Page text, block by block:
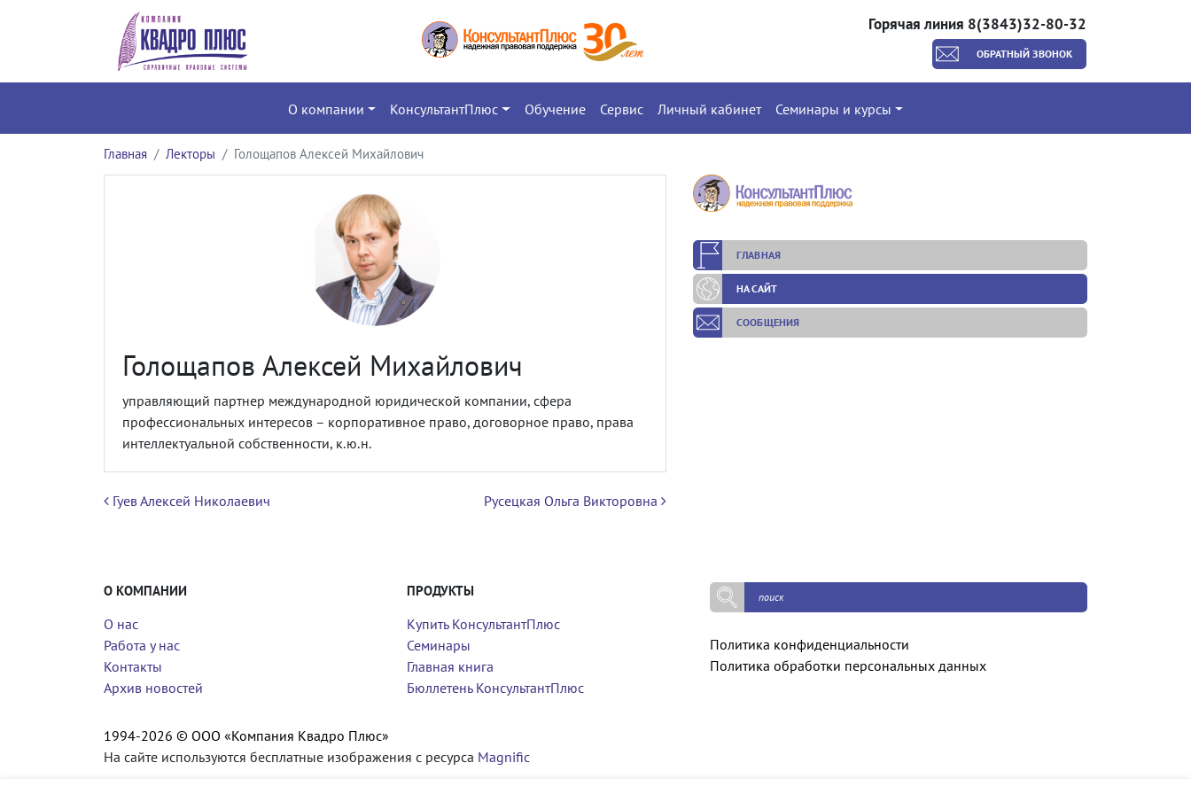
Горячая линия 8(3843)32-80-32
ОБРАТНЫЙ ЗВОНОК
О компании КонсультантПлюс Обучение Сервис Личный кабинет Семинары и курсы
Главная Лекторы Голощапов Алексей Михайлович
Голощапов Алексей Михайлович
управляющий партнер международной юридической компании, сфера
профессиональных интересов – корпоративное право, договорное право, права
интеллектуальной собственности, к.ю.н.
Навигация по записям
Гуев Алексей Николаевич Русецкая Ольга Викторовна
ГЛАВНАЯ
НА САЙТ
СООБЩЕНИЯ
О КОМПАНИИ
О нас
Работа у нас
Контакты
Архив новостей
ПРОДУКТЫ
Купить КонсультантПлюс
Семинары
Главная книга
Бюллетень КонсультантПлюс
Политика конфиденциальности
Политика обработки персональных данных
1994-2026 © ООО «Компания Квадро Плюс»
На сайте используются бесплатные изображения с ресурса Magnific